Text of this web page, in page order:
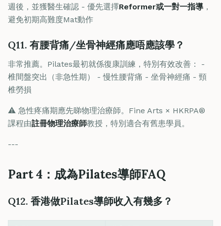
週後，並獲醫生確認 - 優先選擇Reformer或一對一指導 ，
避免初期高難度Mat動作
Q11. 有腰背痛/坐骨神經痛應唔應該學？
非常推薦。Pilates最初就係復康訓練，特別有效改善： -
椎間盤突出（非急性期） - 慢性腰背痛 - 坐骨神經痛 - 頸
椎勞損
⚠️ 急性疼痛期應先睇物理治療師。Fine Arts × HKRPA®
課程由註冊物理治療師教授，特別適合有舊患學員。
---
Part 4：成為Pilates導師FAQ
Q12. 香港做Pilates導師收入有幾多？